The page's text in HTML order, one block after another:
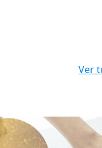
Ver